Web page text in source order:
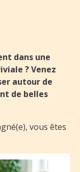
dans une
? Venez
autour de
de belles
vous êtes